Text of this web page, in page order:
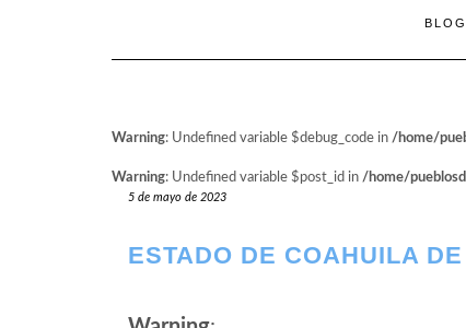
BLOG
Warning: Undefined variable $debug_code in /home/
Warning: Undefined variable $post_id in /home/
5 de mayo de 2023
ESTADO DE COAHUILA